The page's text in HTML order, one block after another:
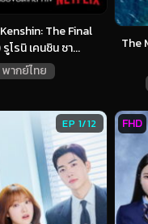
The Final
โรนิ เคนชิน ซา...
พากย์ไทย
The
EP 1/12 FHD